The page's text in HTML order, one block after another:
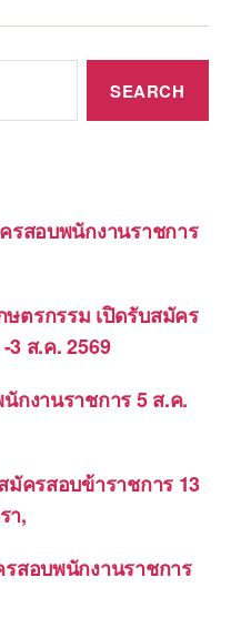
รสอบพนักงานราชการ
ตรกรรม เปิดรับสมัคร
3 ส.ค. 2569
กงานราชการ 5 ส.ค.
มัครสอบข้าราชการ 13
า,
สอบพนักงานราชการ